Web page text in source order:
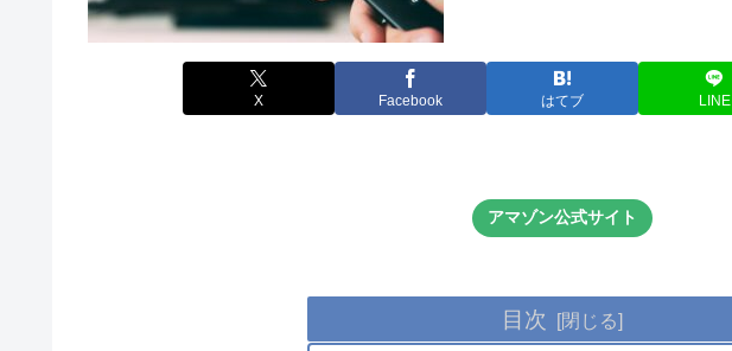
X Facebook はてブ LINE
アマゾン公式サイト
目次